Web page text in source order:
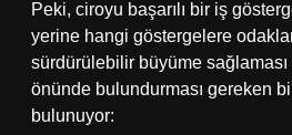
Peki, ciroyu başarılı bir iş
yerine hangi göstergelere
sürdürülebilir büyüme
önünde bulundurması gereken
bulunuyor: